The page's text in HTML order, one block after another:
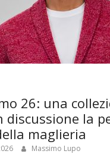
26: una
discussione la
maglieria
Massimo Lupo